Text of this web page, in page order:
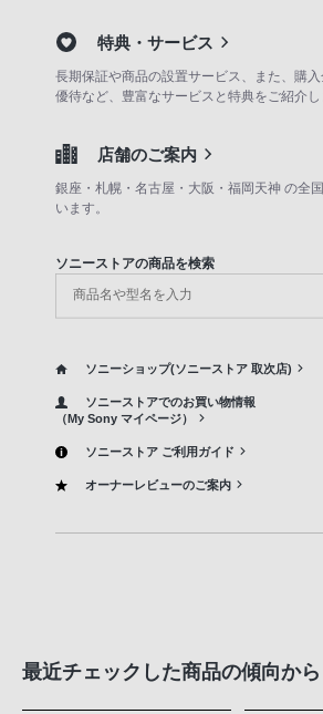
特典・サービス
長期保証や商品の設置サービス、また、購
優待など、豊富なサービスと特典をご紹介し
店舗のご案内
銀座・札幌・名古屋・大阪・福岡天神 の全
います。
ソニーストアの商品を検索
ソニーショップ(ソニーストア 取次店)
ソニーストアでのお買い物情報
（My Sony マイページ）
ソニーストア ご利用ガイド
オーナーレビューのご案内
最近チェックした商品の傾向から